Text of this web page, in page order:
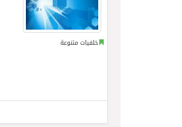
خلفيات متنوعة